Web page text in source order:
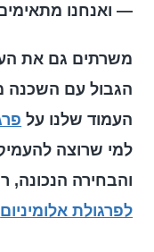
— ואנחנו
משרתים גם את
הגבול עם השכנה
העמוד שלנו על
למי שרוצה
והבחירה הנכונה,
לפרגולת אלומיניום